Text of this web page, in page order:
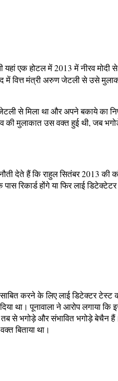
यहां एक होटल में 2013 में नीरव
वित्त मंत्री अरुण जेटली से उसे
से मिला था और अपने बकाये का
की मुलाकात उस वक्त हुई थी, जब
देते हैं कि राहुल सितंबर 2013 की
रिकार्ड होंगे या फिर लाई
करने के लिए लाई डिटेक्टर टेस्ट
था। पूनावाला ने आरोप लगाया
से भगोड़े और संभावित भगोड़े बेचैन
बिताया था।